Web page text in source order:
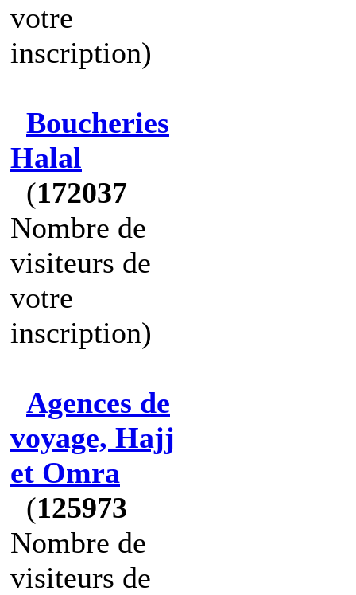
votre
inscription)
Boucheries
Halal
(172037
Nombre de
visiteurs de
votre
inscription)
Agences de
voyage, Hajj
et Omra
(125973
Nombre de
visiteurs de